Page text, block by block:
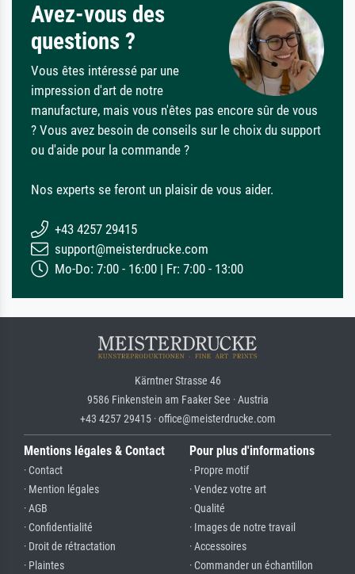
Avez-vous des
questions ?
Vous êtes intéressé par une
impression d'art de notre
manufacture, mais vous n'êtes pas encore sûr de vous
? Vous avez besoin de conseils sur le choix du support
ou d'aide pour la commande ?
Nos experts se feront un plaisir de vous aider.
+43 4257 29415
support@meisterdrucke.com
Mo-Do: 7:00 - 16:00 | Fr: 7:00 - 13:00
Kärntner Strasse 46
9586 Finkenstein am Faaker See · Austria
+43 4257 29415 · office@meisterdrucke.com
Mentions légales & Contact
· Contact
· Mention légales
· AGB
· Confidentialité
· Droit de rétractation
· Plaintes
Pour plus d'informations
· Propre motif
· Vendez votre art
· Qualité
· Images de notre travail
· Accessoires
· Commander un échantillon